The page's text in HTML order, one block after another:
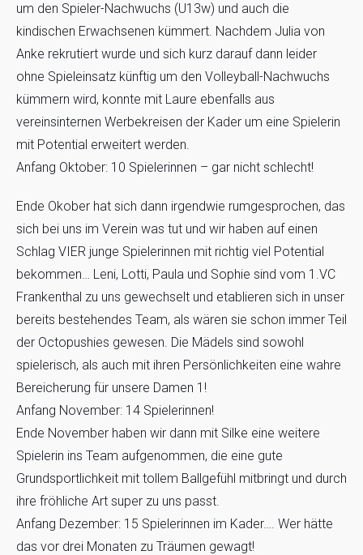
um den Spieler-Nachwuchs (U13w) und auch die
kindischen Erwachsenen kümmert. Nachdem Julia von
Anke rekrutiert wurde und sich kurz darauf dann leider
ohne Spieleinsatz künftig um den Volleyball-Nachwuchs
kümmern wird, konnte mit Laure ebenfalls aus
vereinsinternen Werbekreisen der Kader um eine Spielerin
mit Potential erweitert werden.
Anfang Oktober: 10 Spielerinnen – gar nicht schlecht!
Ende Okober hat sich dann irgendwie rumgesprochen, das
sich bei uns im Verein was tut und wir haben auf einen
Schlag VIER junge Spielerinnen mit richtig viel Potential
bekommen… Leni, Lotti, Paula und Sophie sind vom 1.VC
Frankenthal zu uns gewechselt und etablieren sich in unser
bereits bestehendes Team, als wären sie schon immer Teil
der Octopushies gewesen. Die Mädels sind sowohl
spielerisch, als auch mit ihren Persönlichkeiten eine wahre
Bereicherung für unsere Damen 1!
Anfang November: 14 Spielerinnen!
Ende November haben wir dann mit Silke eine weitere
Spielerin ins Team aufgenommen, die eine gute
Grundsportlichkeit mit tollem Ballgefühl mitbringt und durch
ihre fröhliche Art super zu uns passt.
Anfang Dezember: 15 Spielerinnen im Kader…. Wer hätte
das vor drei Monaten zu Träumen gewagt!